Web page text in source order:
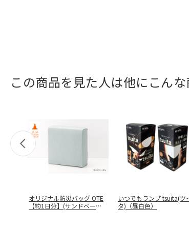
この商品を見た人は他にこんな
オリジナル防災バッグ OTE
【約1日分】(サンドベージ
いつでもランプ tsuita(ツ
タ)（昼白色）